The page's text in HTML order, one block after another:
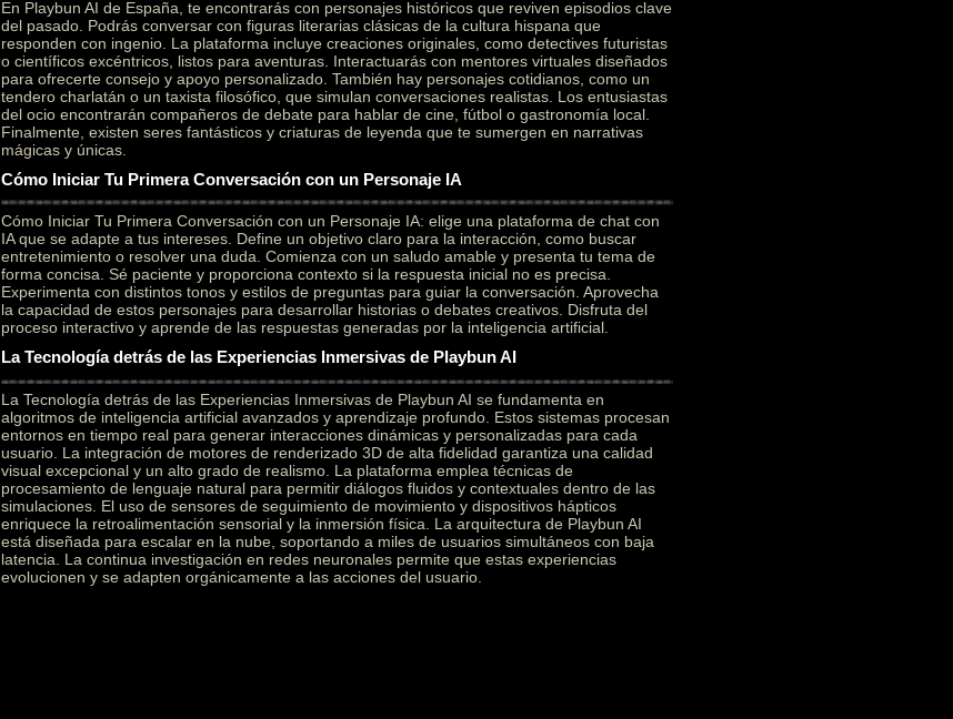
En Playbun AI de España, te encontrarás con personajes históricos que reviven episodios clave
del pasado. Podrás conversar con figuras literarias clásicas de la cultura hispana que
responden con ingenio. La plataforma incluye creaciones originales, como detectives futuristas
o científicos excéntricos, listos para aventuras. Interactuarás con mentores virtuales diseñados
para ofrecerte consejo y apoyo personalizado. También hay personajes cotidianos, como un
tendero charlatán o un taxista filosófico, que simulan conversaciones realistas. Los entusiastas
del ocio encontrarán compañeros de debate para hablar de cine, fútbol o gastronomía local.
Finalmente, existen seres fantásticos y criaturas de leyenda que te sumergen en narrativas
mágicas y únicas.
Cómo Iniciar Tu Primera Conversación con un Personaje IA
Cómo Iniciar Tu Primera Conversación con un Personaje IA: elige una plataforma de chat con
IA que se adapte a tus intereses. Define un objetivo claro para la interacción, como buscar
entretenimiento o resolver una duda. Comienza con un saludo amable y presenta tu tema de
forma concisa. Sé paciente y proporciona contexto si la respuesta inicial no es precisa.
Experimenta con distintos tonos y estilos de preguntas para guiar la conversación. Aprovecha
la capacidad de estos personajes para desarrollar historias o debates creativos. Disfruta del
proceso interactivo y aprende de las respuestas generadas por la inteligencia artificial.
La Tecnología detrás de las Experiencias Inmersivas de Playbun AI
La Tecnología detrás de las Experiencias Inmersivas de Playbun AI se fundamenta en
algoritmos de inteligencia artificial avanzados y aprendizaje profundo. Estos sistemas procesan
entornos en tiempo real para generar interacciones dinámicas y personalizadas para cada
usuario. La integración de motores de renderizado 3D de alta fidelidad garantiza una calidad
visual excepcional y un alto grado de realismo. La plataforma emplea técnicas de
procesamiento de lenguaje natural para permitir diálogos fluidos y contextuales dentro de las
simulaciones. El uso de sensores de seguimiento de movimiento y dispositivos hápticos
enriquece la retroalimentación sensorial y la inmersión física. La arquitectura de Playbun AI
está diseñada para escalar en la nube, soportando a miles de usuarios simultáneos con baja
latencia. La continua investigación en redes neuronales permite que estas experiencias
evolucionen y se adapten orgánicamente a las acciones del usuario.